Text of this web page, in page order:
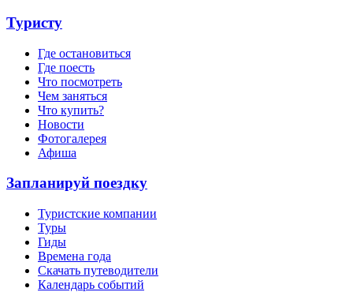
Туристу
Где остановиться
Где поесть
Что посмотреть
Чем заняться
Что купить?
Новости
Фотогалерея
Афиша
Запланируй поездку
Туристские компании
Туры
Гиды
Времена года
Скачать путеводители
Календарь событий